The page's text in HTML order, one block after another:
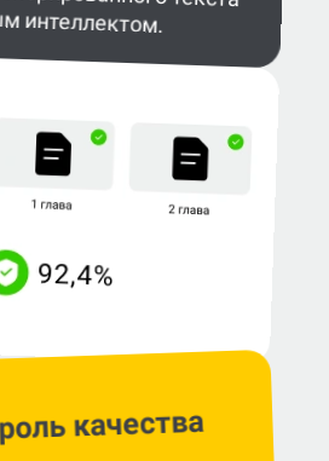
интеллектом.
качества